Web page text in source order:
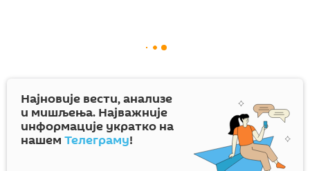
Најновије вести, анализе
и мишљења. Најважније
информације укратко на
нашем Телеграму!